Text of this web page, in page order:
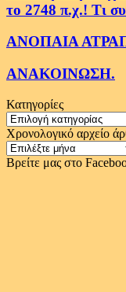
το 2748 π.χ.! Τι
ΑΝΟΠΑΙΑ
ΑΝΑΚΟΙΝΩΣΗ.
Κατηγορίες
Κατηγορίες
Χρονολογικό αρχείο
Χρονολογικό
αρχείο
Βρείτε μας στο